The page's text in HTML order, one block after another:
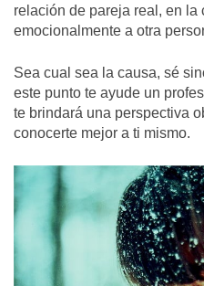
relación de pareja real, en
emocionalmente a otra
Sea cual sea la causa, sé
este punto te ayude un
te brindará una perspectiva
conocerte mejor a ti mismo.